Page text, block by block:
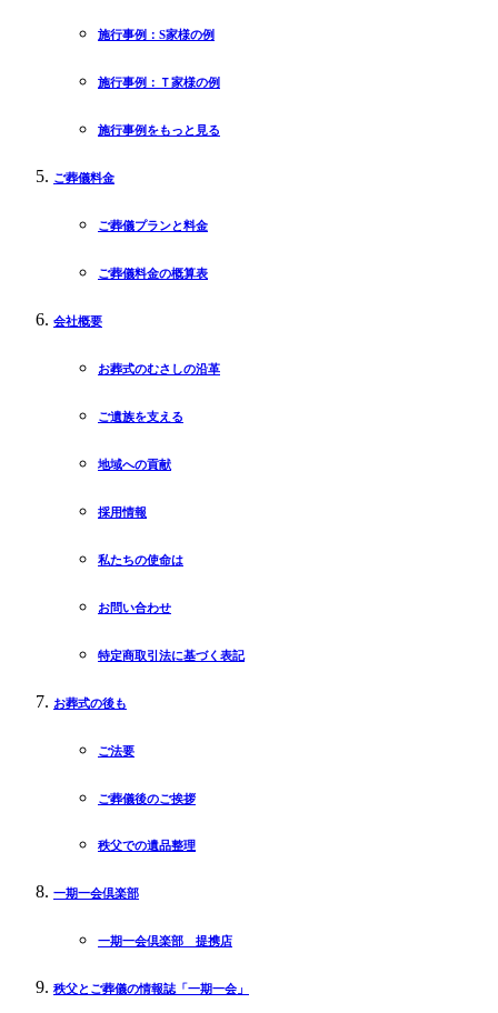
施行事例：S家様の例
施行事例：Ｔ家様の例
施行事例をもっと見る
ご葬儀料金
ご葬儀プランと料金
ご葬儀料金の概算表
会社概要
お葬式のむさしの沿革
ご遺族を支える
地域への貢献
採用情報
私たちの使命は
お問い合わせ
特定商取引法に基づく表記
お葬式の後も
ご法要
ご葬儀後のご挨拶
秩父での遺品整理
一期一会倶楽部
一期一会倶楽部 提携店
秩父とご葬儀の情報誌「一期一会」